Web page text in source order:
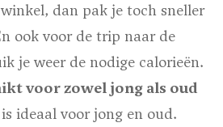
dan pak je toch sneller
ook voor de trip naar de
je weer de nodige calorieën.
voor zowel jong als oud
ideaal voor jong en oud.